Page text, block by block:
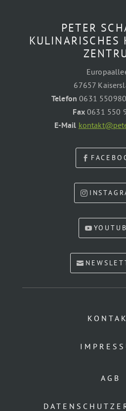
PETER
KULINARISCHES
67657
Telefon 0631
Fax0631 550
E-Mail
AGB